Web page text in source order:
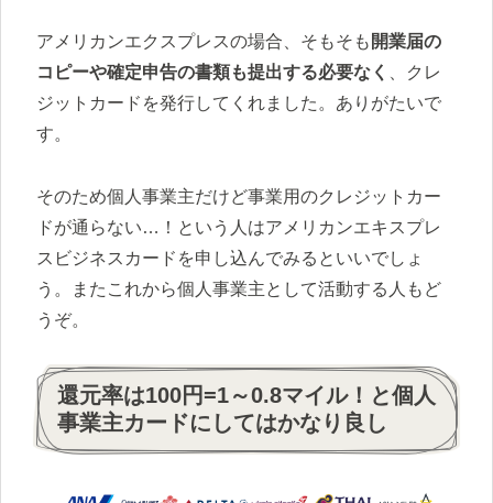
アメリカンエクスプレスの場合、そもそも 開業届の
コピーや確定申告の書類も提出する必要なく
、クレ
ジットカードを発行してくれました。ありがたいで
す。
そのため個人事業主だけど事業用のクレジットカー
ドが通らない…！という人はアメリカンエキスプレ
スビジネスカードを申し込んでみるといいでしょ
う。またこれから個人事業主として活動する人もど
うぞ。
還元率は100円=1～0.8マイル！と個人
事業主カードにしてはかなり良し